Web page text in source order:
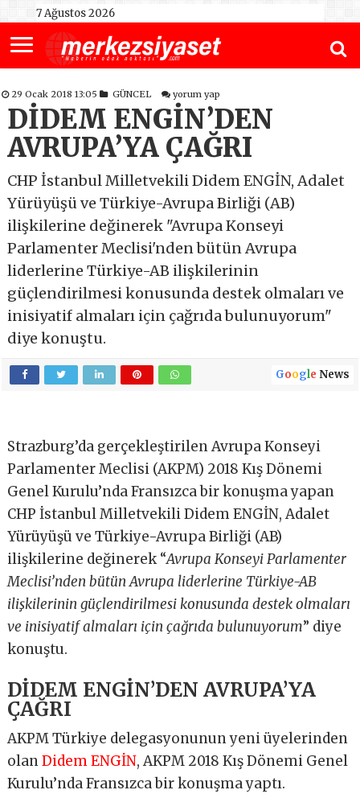
7 Ağustos 2026
29 Ocak 2018 13:05 GÜNCEL yorum yap
DİDEM ENGİN’DEN
AVRUPA’YA ÇAĞRI
CHP İstanbul Milletvekili Didem ENGİN, Adalet
Yürüyüşü ve Türkiye-Avrupa Birliği (AB)
ilişkilerine değinerek "Avrupa Konseyi
Parlamenter Meclisi'nden bütün Avrupa
liderlerine Türkiye-AB ilişkilerinin
güçlendirilmesi konusunda destek olmaları ve
inisiyatif almaları için çağrıda bulunuyorum"
diye konuştu.
Google News
Strazburg’da gerçekleştirilen Avrupa Konseyi
Parlamenter Meclisi (AKPM) 2018 Kış Dönemi
Genel Kurulu’nda Fransızca bir konuşma yapan
CHP İstanbul Milletvekili Didem ENGİN, Adalet
Yürüyüşü ve Türkiye-Avrupa Birliği (AB)
ilişkilerine değinerek “Avrupa Konseyi Parlamenter
Meclisi’nden bütün Avrupa liderlerine Türkiye-AB
ilişkilerinin güçlendirilmesi konusunda destek olmaları
ve inisiyatif almaları için çağrıda bulunuyorum” diye
konuştu.
DİDEM ENGİN’DEN AVRUPA’YA
ÇAĞRI
AKPM Türkiye delegasyonunun yeni üyelerinden
olanDidem ENGİN, AKPM 2018 Kış Dönemi Genel
Kurulu’nda Fransızca bir konuşma yaptı.